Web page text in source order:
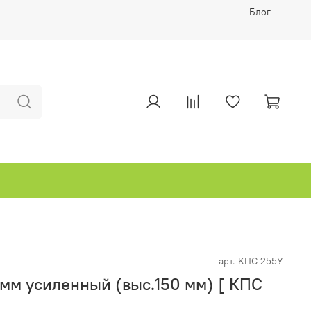
Блог
арт. KПC 255У
усиленный (выс.150 мм) [ КПС